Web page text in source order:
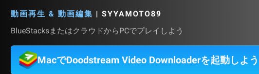
動画再生 & 動画編集 | SYYAMOTO89
BlueStacksまたはクラウドからPCでプレイしよう
MacでDoodstream Video Downloaderを起動しよう